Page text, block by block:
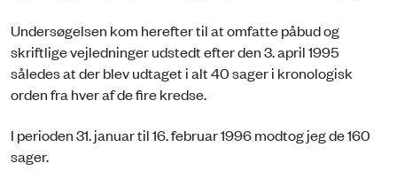
Undersøgelsen kom herefter til at omfatte påbud og
skriftlige vejledninger udstedt efter den 3. april 1995
således at der blev udtaget i alt 40 sager i kronologisk
orden fra hver af de fire kredse.
I perioden 31. januar til 16. februar 1996 modtog jeg de 160
sager.